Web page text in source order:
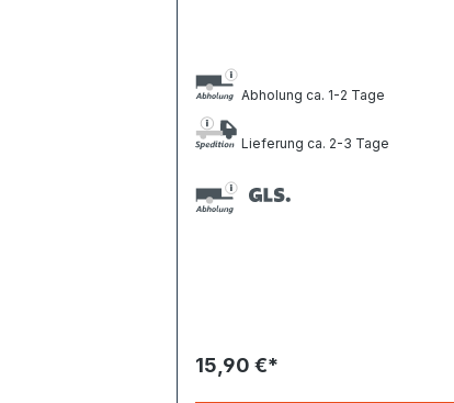
Abholung ca. 1-2 Tage
Lieferung ca. 2-3 Tage
15,90 €*